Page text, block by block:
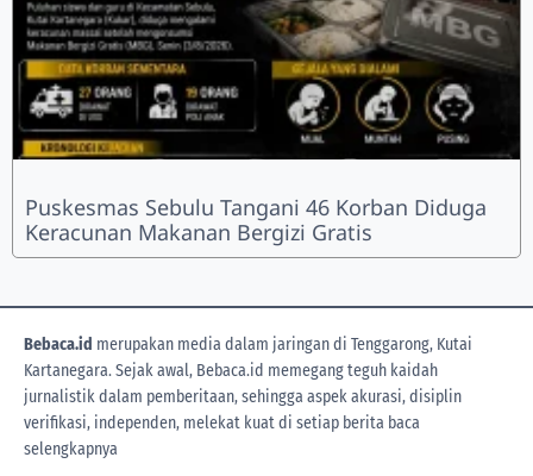
Puskesmas Sebulu Tangani 46 Korban Diduga
Keracunan Makanan Bergizi Gratis
Bebaca.id merupakan media dalam jaringan di Tenggarong, Kutai
Kartanegara. Sejak awal, Bebaca.id memegang teguh kaidah
jurnalistik dalam pemberitaan, sehingga aspek akurasi, disiplin
verifikasi, independen, melekat kuat di setiap berita baca
selengkapnya